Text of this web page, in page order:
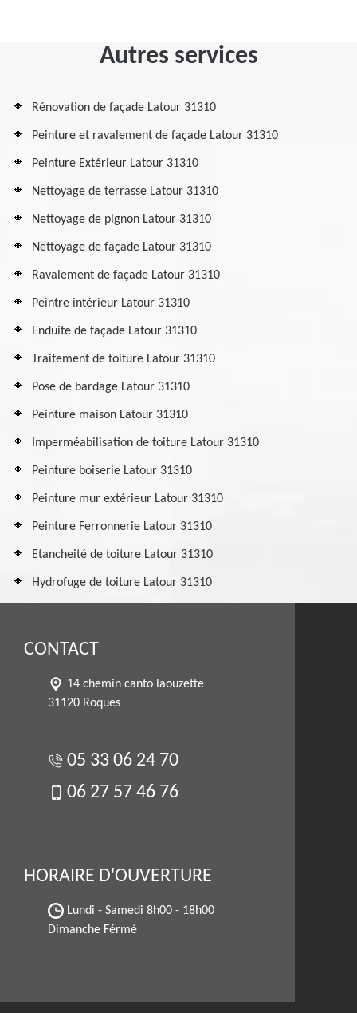
Autres services
Rénovation de façade Latour 31310
Peinture et ravalement de façade Latour 31310
Peinture Extérieur Latour 31310
Nettoyage de terrasse Latour 31310
Nettoyage de pignon Latour 31310
Nettoyage de façade Latour 31310
Ravalement de façade Latour 31310
Peintre intérieur Latour 31310
Enduite de façade Latour 31310
Traitement de toiture Latour 31310
Pose de bardage Latour 31310
Peinture maison Latour 31310
Imperméabilisation de toiture Latour 31310
Peinture boiserie Latour 31310
Peinture mur extérieur Latour 31310
Peinture Ferronnerie Latour 31310
Etancheité de toiture Latour 31310
Hydrofuge de toiture Latour 31310
CONTACT
14 chemin canto laouzette
31120 Roques
05 33 06 24 70
06 27 57 46 76
HORAIRE D'OUVERTURE
Lundi - Samedi 8h00 - 18h00
Dimanche Férmé